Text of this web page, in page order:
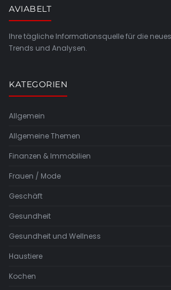
AVIABELT
Ihre tägliche Informationsquelle für die
Trends und Analysen.
KATEGORIEN
Allgemein
Allgemeine Themen
Finanzen & Immobilien
Frauen / Mode
Geschäft
Gesundheit
Gesundheit und Wellness
Haustiere
Kochen